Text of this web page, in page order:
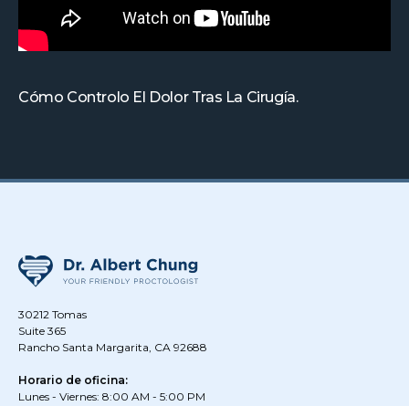
Cómo Controlo El Dolor Tras La Cirugía.
30212 Tomas
Suite 365
Rancho Santa Margarita, CA 92688
Horario de oficina:
Lunes - Viernes: 8:00 AM - 5:00 PM